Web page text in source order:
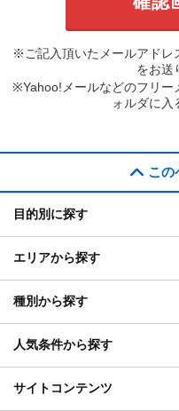
※ご記入頂いたメールアドレ
をお送
※Yahoo!メールなどのフリー
ォルダに入
この
目的別に探す
エリアから探す
種別から探す
人気条件から探す
サイトコンテンツ